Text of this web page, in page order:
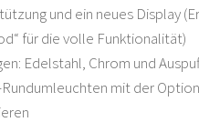
und ein neues Display
für die volle Funktionalität)
Edelstahl, Chrom und
mit der